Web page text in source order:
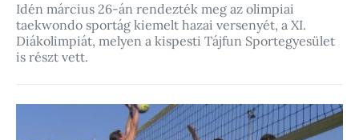
Idén március 26-án rendezték meg az olimpiai
taekwondo sportág kiemelt hazai versenyét, a XI.
Diákolimpiát, melyen a kispesti Tájfun Sportegyesület
is részt vett.